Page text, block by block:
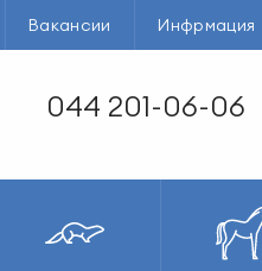
Вакансии Инфрмация
044 201-06-06